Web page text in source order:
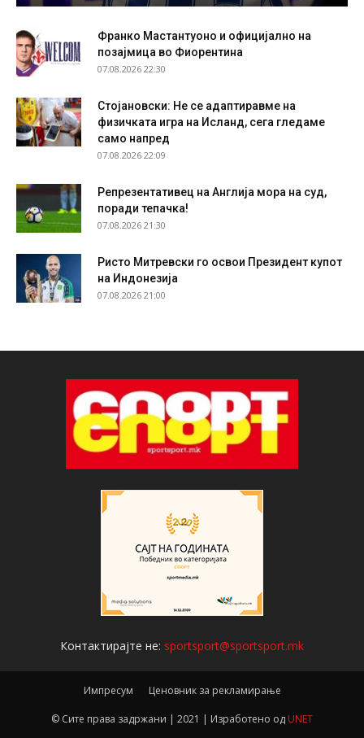
Франко Мастантуоно и официјално на
позајмица во Фиорентина
07.08.2026 22:30
Стојановски: Не се адаптиравме на
физичката игра на Исланд, сега гледаме
само напред
07.08.2026 22:09
Репрезентативец на Англија мора на суд,
поради тепачка!
07.08.2026 21:30
Ристо Митревски го освои Президент купот
на Индонезија
07.08.2026 21:00
Контактирајте не: sportsport@sportsport.mk
Импресум Ценовник за рекламирање
© Сите права задржани | 2021 | Изработено од UNET